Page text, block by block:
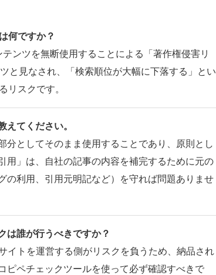
何ですか？
ンツを無断使用することによる「著作権侵害リ
と見なされ、「検索順位が大幅に下落する」とい
リスクです。
えてください。
分としてそのまま使用することであり、原則とし
用」は、自社の記事の内容を補完するために元の
の利用、引用元明記など）を守れば問題ありませ
は誰が行うべきですか？
イトを運営する側がリスクを負うため、納品され
ピペチェックツールを使って必ず確認すべきで